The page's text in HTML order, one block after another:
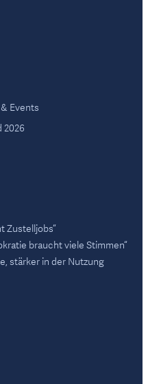
Events
2026
Zustelljobs“
braucht viele Stimmen“
stärker in der Nutzung